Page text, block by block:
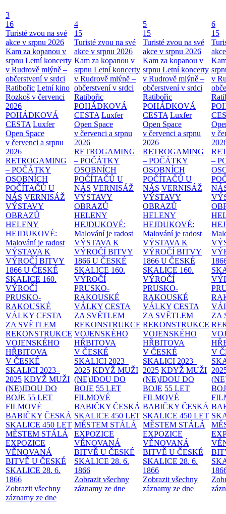
3
16
Turisté zvou na své
akce v srpnu 2026
Kam za kopanou v
srpnu Letní koncerty
v Rudrově mlýně –
občerstvení v srdci
Ratibořic Letní kino
Rozkoš v červenci
2026
POHÁDKOVÁ
CESTA Luxfer
Open Space
v červenci a srpnu
2026
RETROGAMING
– POČÁTKY
OSOBNÍCH
POČÍTAČŮ U
NÁS VERNISÁŽ
VÝSTAVY
OBRAZŮ
HELENY
HEJDUKOVÉ:
Malování je radost
VÝSTAVA K
VÝROČÍ BITVY
1866 U ČESKÉ
SKALICE 160.
VÝROČÍ
PRUSKO-
RAKOUSKÉ
VÁLKY CESTA
ZA SVĚTLEM
REKONSTRUKCE
VOJENSKÉHO
HŘBITOVA
V ČESKÉ
SKALICI 2023–
2025 KDYŽ MUŽI
(NE)JDOU DO
BOJE 55 LET
FILMOVÉ
BABIČKY ČESKÁ
SKALICE 450 LET
MĚSTEM STÁLÁ
EXPOZICE
VĚNOVANÁ
BITVĚ U ČESKÉ
SKALICE 28. 6.
1866
Zobrazit všechny
záznamy ze dne
4
15
Turisté zvou na své
akce v srpnu 2026
Kam za kopanou v
srpnu Letní koncerty
v Rudrově mlýně –
občerstvení v srdci
Ratibořic
POHÁDKOVÁ
CESTA Luxfer
Open Space
v červenci a srpnu
2026
RETROGAMING
– POČÁTKY
OSOBNÍCH
POČÍTAČŮ U
NÁS VERNISÁŽ
VÝSTAVY
OBRAZŮ
HELENY
HEJDUKOVÉ:
Malování je radost
VÝSTAVA K
VÝROČÍ BITVY
1866 U ČESKÉ
SKALICE 160.
VÝROČÍ
PRUSKO-
RAKOUSKÉ
VÁLKY CESTA
ZA SVĚTLEM
REKONSTRUKCE
VOJENSKÉHO
HŘBITOVA
V ČESKÉ
SKALICI 2023–
2025 KDYŽ MUŽI
(NE)JDOU DO
BOJE 55 LET
FILMOVÉ
BABIČKY ČESKÁ
SKALICE 450 LET
MĚSTEM STÁLÁ
EXPOZICE
VĚNOVANÁ
BITVĚ U ČESKÉ
SKALICE 28. 6.
1866
Zobrazit všechny
záznamy ze dne
5
15
Turisté zvou na své
akce v srpnu 2026
Kam za kopanou v
srpnu Letní koncerty
v Rudrově mlýně –
občerstvení v srdci
Ratibořic
POHÁDKOVÁ
CESTA Luxfer
Open Space
v červenci a srpnu
2026
RETROGAMING
– POČÁTKY
OSOBNÍCH
POČÍTAČŮ U
NÁS VERNISÁŽ
VÝSTAVY
OBRAZŮ
HELENY
HEJDUKOVÉ:
Malování je radost
VÝSTAVA K
VÝROČÍ BITVY
1866 U ČESKÉ
SKALICE 160.
VÝROČÍ
PRUSKO-
RAKOUSKÉ
VÁLKY CESTA
ZA SVĚTLEM
REKONSTRUKCE
VOJENSKÉHO
HŘBITOVA
V ČESKÉ
SKALICI 2023–
2025 KDYŽ MUŽI
(NE)JDOU DO
BOJE 55 LET
FILMOVÉ
BABIČKY ČESKÁ
SKALICE 450 LET
MĚSTEM STÁLÁ
EXPOZICE
VĚNOVANÁ
BITVĚ U ČESKÉ
SKALICE 28. 6.
1866
Zobrazit všechny
záznamy ze dne
6
15
v
v
–
ZA
V